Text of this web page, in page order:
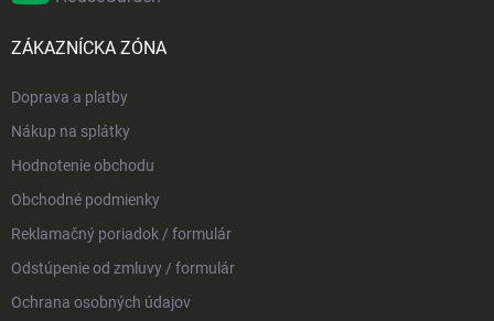
ZÁKAZNÍCKA ZÓNA
Doprava a platby
Nákup na splátky
Hodnotenie obchodu
Obchodné podmienky
Reklamačný poriadok / formulár
Odstúpenie od zmluvy / formulár
Ochrana osobných údajov